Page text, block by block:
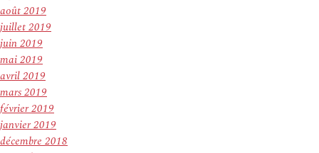
août 2019
juillet 2019
juin 2019
mai 2019
avril 2019
mars 2019
février 2019
janvier 2019
décembre 2018